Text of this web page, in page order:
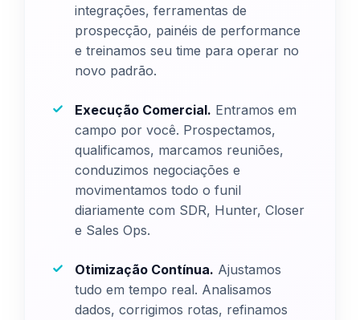
integrações, ferramentas de
prospecção, painéis de performance
e treinamos seu time para operar no
novo padrão.
Execução Comercial. Entramos em
campo por você. Prospectamos,
qualificamos, marcamos reuniões,
conduzimos negociações e
movimentamos todo o funil
diariamente com SDR, Hunter, Closer
e Sales Ops.
Otimização Contínua. Ajustamos
tudo em tempo real. Analisamos
dados, corrigimos rotas, refinamos